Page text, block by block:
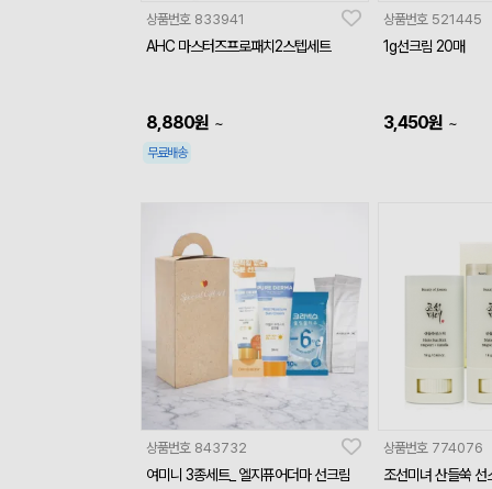
상품번호 833941
AHC 마스터즈프로패치2스텝세트
8,880원 ~
무료배송
상품번호 521445
1g선크림 20매
3,450원 ~
상품번호 843732
여미니 3종세트_ 엘지퓨어더마 선크림
상품번호 774076
조선미녀 산들쑥